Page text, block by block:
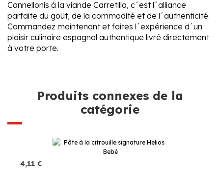
Cannellonis à la viande Carretilla, c´est l´alliance
parfaite du goût, de la commodité et de l´authenticité.
Commandez maintenant et faites l´expérience d´un
plaisir culinaire espagnol authentique livré directement
à votre porte.
Produits connexes de la
catégorie
4,11 €